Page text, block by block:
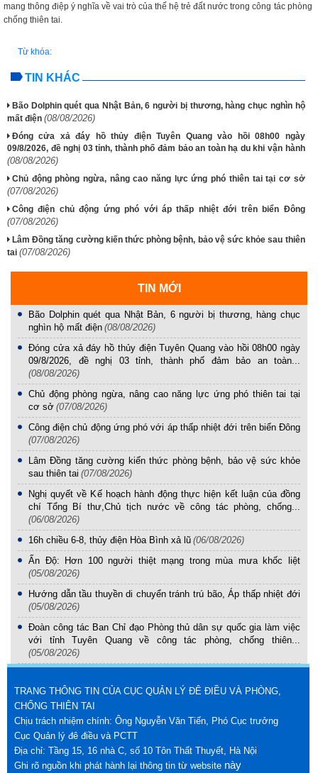
mang thông điệp ý nghĩa về vai trò của thế hệ trẻ đất nước trong công tác phòng
chống thiên tai.
Từ khóa:
TIN KHÁC
Bão Dolphin quét qua Nhật Bản, 6 người bị thương, hàng chục nghìn hộ
mất điện (08/08/2026)
Đóng cửa xả đáy hồ thủy điện Tuyên Quang vào hồi 08h00 ngày
09/8/2026, đề nghị 03 tỉnh, thành phố đảm bảo an toàn hạ du khi vận hành
(08/08/2026)
Chủ động phòng ngừa, nâng cao năng lực ứng phó thiên tai tại cơ sở
(07/08/2026)
Công điện chủ động ứng phó với áp thấp nhiệt đới trên biển Đông
(07/08/2026)
Lâm Đồng tăng cường kiến thức phòng bệnh, bảo vệ sức khỏe sau thiên
tai (07/08/2026)
TIN MỚI
Bão Dolphin quét qua Nhật Bản, 6 người bị thương, hàng chục
nghìn hộ mất điện (08/08/2026)
Đóng cửa xả đáy hồ thủy điện Tuyên Quang vào hồi 08h00 ngày
09/8/2026, đề nghị 03 tỉnh, thành phố đảm bảo an toàn...
(08/08/2026)
Chủ động phòng ngừa, nâng cao năng lực ứng phó thiên tai tại
cơ sở (07/08/2026)
Công điện chủ động ứng phó với áp thấp nhiệt đới trên biển Đông
(07/08/2026)
Lâm Đồng tăng cường kiến thức phòng bệnh, bảo vệ sức khỏe
sau thiên tai (07/08/2026)
Nghị quyết về Kế hoạch hành động thực hiện kết luận của đồng
chí Tổng Bí thư,Chủ tịch nước về công tác phòng, chống...
(06/08/2026)
16h chiều 6-8, thủy điện Hòa Bình xả lũ (06/08/2026)
Ấn Độ: Hơn 100 người thiệt mạng trong mùa mưa khốc liệt
(05/08/2026)
Hướng dẫn tầu thuyền di chuyển tránh trú bão, Áp thấp nhiệt đới
(05/08/2026)
Đoàn công tác Ban Chỉ đạo Phòng thủ dân sự quốc gia làm việc
với tỉnh Tuyên Quang về công tác phòng, chống thiên...
(05/08/2026)
TRANG THÔNG TIN CỦA CỤC QUẢN LÝ ĐÊ ĐIỀU VÀ PHÒNG,
CHỐNG THIÊN TAI
Chịu trách nhiệm chính: Ông Nguyễn Văn Tiến, Phó Cục trưởng
Cục Quản lý đê điều và PCTT
Địa chỉ: Tầng 15, 16 nhà C, số 10 Tôn Thất Thuyết, Hà Nội
Ghi rõ nguồn khi phát hành lại thông tin từ website này